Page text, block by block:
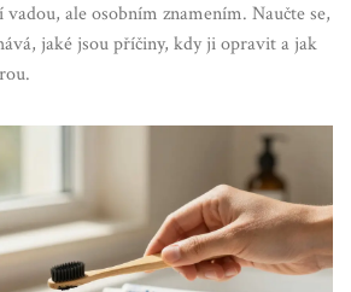
ale osobním znamením. Naučte se,
jaké jsou příčiny, kdy ji opravit a jak